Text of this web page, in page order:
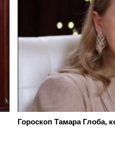
Гороскоп Тамара Глоба,